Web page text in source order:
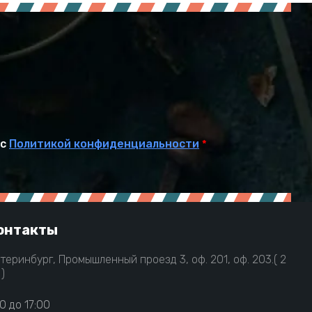
Политикой конфиденциальности *
Промышленный проезд 3, оф. 201, оф. 203.( 2
до 17:00